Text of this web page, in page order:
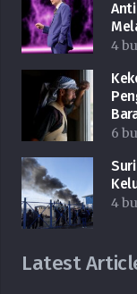
4
6
4
Latest